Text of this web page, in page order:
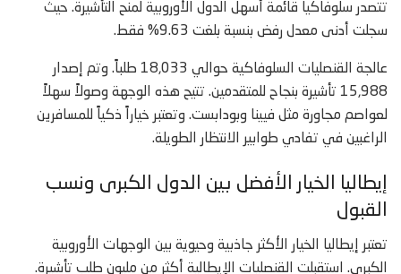
تتصدر سلوفاكيا قائمة أسهل الدول الأوروبية لمنح التأشيرة. حيث
سجلت أدنى معدل رفض بنسبة بلغت 9.63% فقط.
عالجة القنصليات السلوفاكية حوالي 18,033 طلباً. وتم إصدار
15,988 تأشيرة بنجاح للمتقدمين. تتيح هذه الوجهة وصولاً سهلاً
لعواصم مجاورة مثل فيينا وبودابست. وتعتبر خياراً ذكياً للمسافرين
الراغبين في تفادي طوابير الانتظار الطويلة.
إيطاليا الخيار الأفضل بين الدول الكبرى ونسب
القبول
تعتبر إيطاليا الخيار الأكثر جاذبية وحيوية بين الوجهات الأوروبية
الكبرى. استقبلت القنصليات الإيطالية أكثر من مليون طلب تأشيرة.